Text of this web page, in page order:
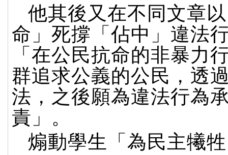
他其後又在不同文章
命」死撐「佔中」違法
「在公民抗命的非暴力
群追求公義的公民，透
法，之後願為違法行為
責」。
煽動學生「為民主犧